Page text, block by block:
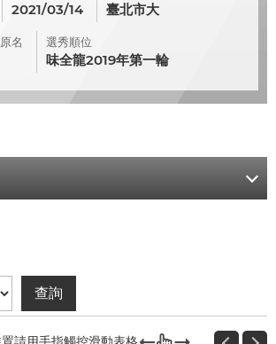
2021/03/14 臺北市大
原名 選秀順位
味全龍2019年第一輪